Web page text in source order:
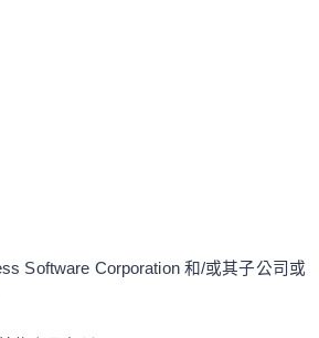
Software Corporation 和/或其子公司或